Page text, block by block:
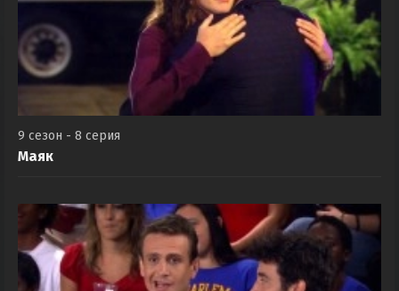
9 сезон - 8 серия
Маяк